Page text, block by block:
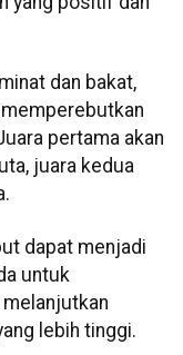
dan bakat,
pertama akan
juara kedua
dapat menjadi
untuk
lebih tinggi.